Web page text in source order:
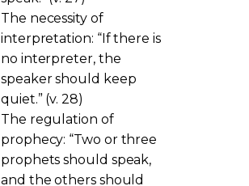
The necessity of
interpretation: “If there is
no interpreter, the
speaker should keep
quiet.” (v. 28)
The regulation of
prophecy: “Two or three
prophets should speak,
and the others should